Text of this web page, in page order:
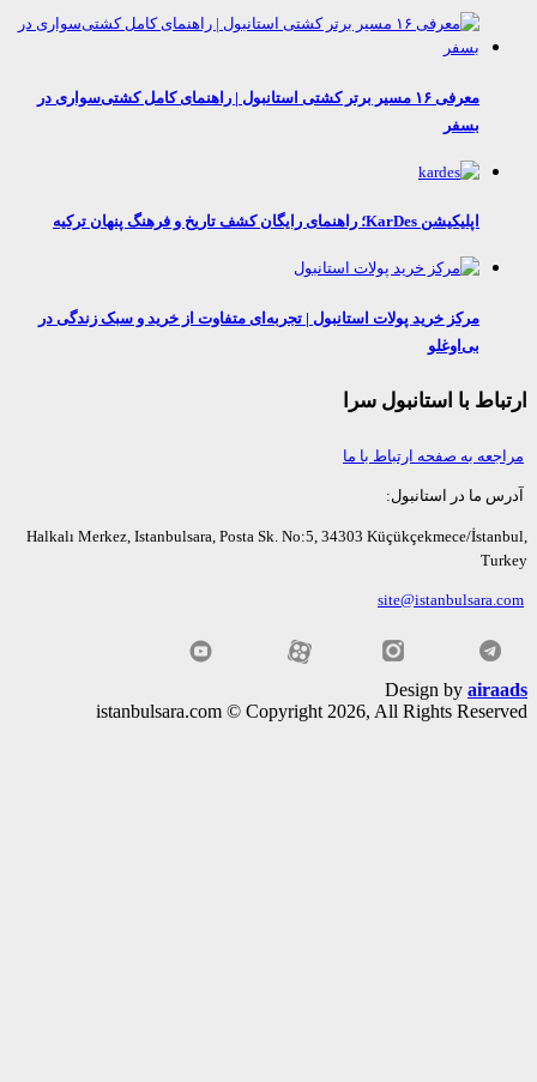
معرفی ۱۶ مسیر برتر کشتی استانبول | راهنمای کامل کشتی‌سواری در
اپلیکیشن KarDes؛ راهنمای رایگان کشف تاریخ و فرهنگ پنهان ترکیه
مرکز خرید پولات استانبول | تجربه‌ای متفاوت از خرید و سبک زندگی در
بی‌اوغلو
با استانبول سرا
به صفحه ارتباط با ما
ما در استانبول:
Halkalı Merkez, Istanbulsara, Posta Sk. No:5, 34303 Küçükçekmece/
Design by
istanbulsara.com © Copyright 2026, All Rights